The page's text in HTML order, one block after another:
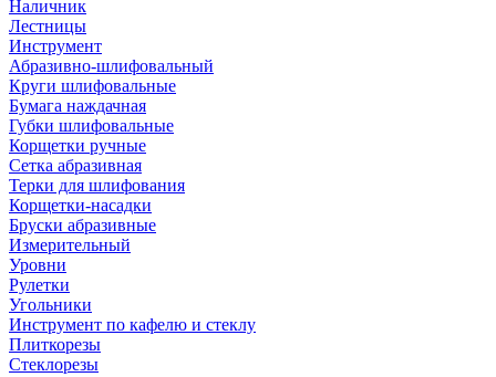
Наличник
Лестницы
Инструмент
Абразивно-шлифовальный
Круги шлифовальные
Бумага наждачная
Губки шлифовальные
Корщетки ручные
Сетка абразивная
Терки для шлифования
Корщетки-насадки
Бруски абразивные
Измерительный
Уровни
Рулетки
Угольники
Инструмент по кафелю и стеклу
Плиткорезы
Стеклорезы